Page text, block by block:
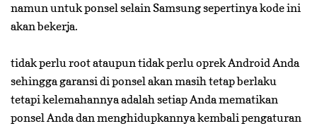
namun untuk ponsel selain Samsung sepertinya kode ini
akan bekerja.
tidak perlu root ataupun tidak perlu oprek Android Anda
sehingga garansi di ponsel akan masih tetap berlaku
tetapi kelemahannya adalah setiap Anda mematikan
ponsel Anda dan menghidupkannya kembali pengaturan